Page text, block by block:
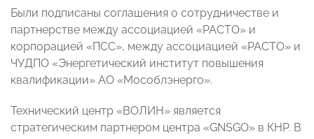
Были подписаны соглашения о сотрудничестве и
партнерстве между ассоциацией «РАСТО» и
корпорацией «ПСС», между ассоциацией «РАСТО» и
ЧУДПО «Энергетический институт повышения
квалификации» АО «Мособлэнерго».
Технический центр «ВОЛИН» является
стратегическим партнером центра «GNSGO» в КНР. В